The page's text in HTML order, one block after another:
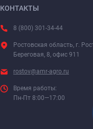
КОНТАКТЫ
8 (800) 301-34-44
Ростовская область, г.
Береговая, 8, офис 911
rostov@amr-agro.ru
Время работы:
Пн-Пт 8:00—17:00